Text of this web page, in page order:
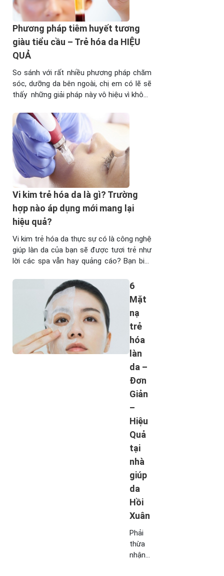
An
toàn –
sau
đây
mà
thể sở
hữu
làn da
trẻ
mịn
màng
tuổi”.
Cách
trẻ
hóa
da
tại
nhà
bằng
lòng
gà ...
Phương pháp tiêm huyết tương
giàu tiểu cầu – Trẻ hóa da HIỆU
QUẢ
So sánh với rất nhiều phương pháp chăm
sóc, dưỡng da bên ngoài, chị em có lẽ sẽ
thấy những giải pháp này vô hiệu vì không
phương pháp tiêm huyết tương giàu tiểu
cầu đã ra đời, trở thành “tiên đan” giúp ...
Vi kim trẻ hóa da là gì? Trường
hợp nào áp dụng mới mang lại
hiệu quả?
Vi kim trẻ hóa da thực sự có là công nghệ
giúp làn da của bạn sẽ được tươi trẻ như
lời các spa vẫn hay quảng cáo? Bạn biết
bạn có phù hợp? Vi kim sẽ hiệu quả gấp
10 lần nếu như áp ...
6
Mặt
nạ
trẻ
hóa
làn
da –
Đơn
Giản
–
Hiệu
Quả
tại
nhà
giúp
da
Hồi
Xuân
Phải
thừa
nhận